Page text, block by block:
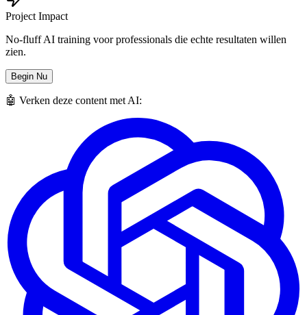
Project Impact
No-fluff AI training voor professionals die echte resultaten willen
zien.
Begin Nu
🤖 Verken deze content met AI: